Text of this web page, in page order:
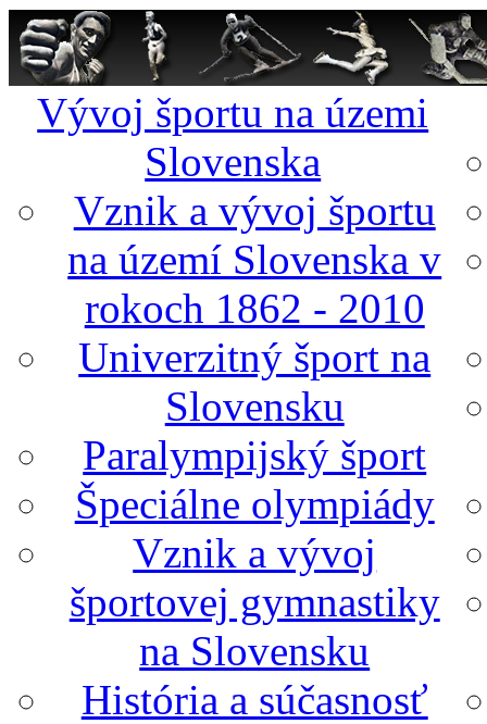
Vývoj športu na územi
Slovenska
Vznik a vývoj športu
na území Slovenska v
rokoch 1862 - 2010
Univerzitný šport na
Slovensku
Paralympijský šport
Špeciálne olympiády
Vznik a vývoj
športovej gymnastiky
na Slovensku
História a súčasnosť